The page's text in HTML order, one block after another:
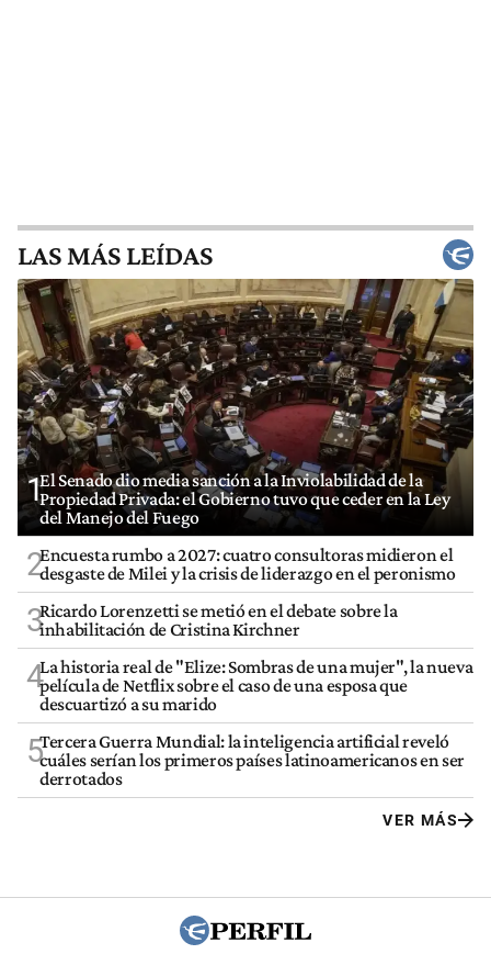
LAS MÁS LEÍDAS
1El Senado dio media sanción a la Inviolabilidad de la
Propiedad Privada: el Gobierno tuvo que ceder en la Ley
del Manejo del Fuego
2Encuesta rumbo a 2027: cuatro consultoras midieron el
desgaste de Milei y la crisis de liderazgo en el peronismo
3Ricardo Lorenzetti se metió en el debate sobre la
inhabilitación de Cristina Kirchner
4La historia real de "Elize: Sombras de una mujer", la nueva
película de Netflix sobre el caso de una esposa que
descuartizó a su marido
5Tercera Guerra Mundial: la inteligencia artificial reveló
cuáles serían los primeros países latinoamericanos en ser
derrotados
VER MÁS